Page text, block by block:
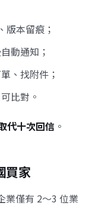
版本留痕；
動通知；
、找附件；
比對。
代十次回信 。
買家
業僅有 2～3 位業